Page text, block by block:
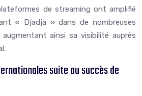
de streaming ont amplifié
« Djadja » dans de nombreuses
ainsi sa visibilité auprès
suite au succès de